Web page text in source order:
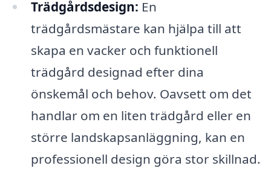
Trädgårdsdesign: En
trädgårdsmästare kan hjälpa till att
skapa en vacker och funktionell
trädgård designad efter dina
önskemål och behov. Oavsett om det
handlar om en liten trädgård eller en
större landskapsanläggning, kan en
professionell design göra stor skillnad.